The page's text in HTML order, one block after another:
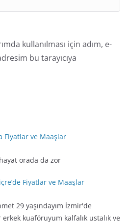
kullanılması için adım, e-
bu tarayıcıya
Fiyatlar ve Maaşlar
orada da zor
Fiyatlar ve Maaşlar
29 yaşındayım İzmir'de
erkek kuaföruyum kalfalık ustalık ve